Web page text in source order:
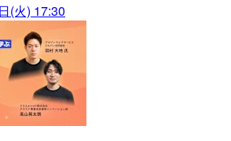
(火) 17:30